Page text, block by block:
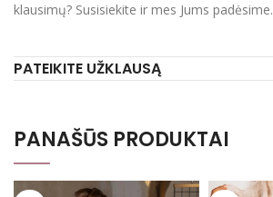
klausimų? Susisiekite ir mes Jums padėsime.
PATEIKITE UŽKLAUSĄ
PANAŠŪS PRODUKTAI